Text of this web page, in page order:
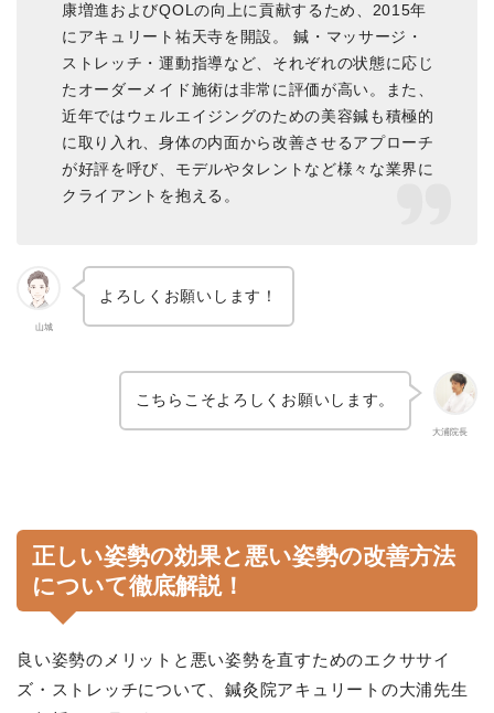
康増進およびQOLの向上に貢献するため、2015年
にアキュリート祐天寺を開設。 鍼・マッサージ・
ストレッチ・運動指導など、それぞれの状態に応じ
たオーダーメイド施術は非常に評価が高い。また、
近年ではウェルエイジングのための美容鍼も積極的
に取り入れ、身体の内面から改善させるアプローチ
が好評を呼び、モデルやタレントなど様々な業界に
クライアントを抱える。
山城
よろしくお願いします！
大浦院長
こちらこそよろしくお願いします。
正しい姿勢の効果と悪い姿勢の改善方法
について徹底解説！
良い姿勢のメリットと悪い姿勢を直すためのエクササイ
ズ・ストレッチについて、鍼灸院アキュリートの大浦先生